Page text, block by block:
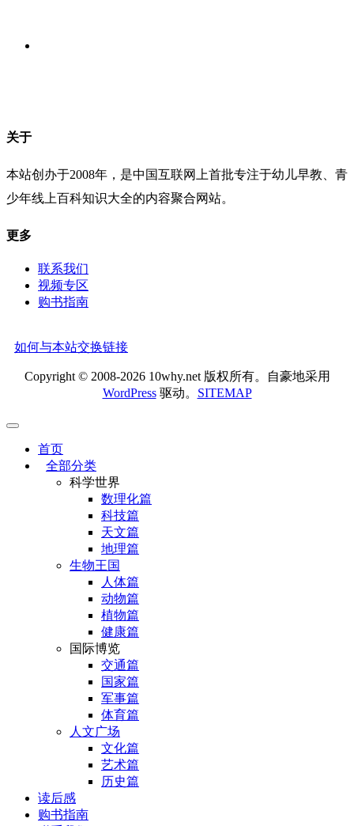
关于
本站创办于2008年，是中国互联网上首批专注于幼儿早教、青
少年线上百科知识大全的内容聚合网站。
更多
联系我们
视频专区
购书指南
如何与本站交换链接
Copyright © 2008-2026 10why.net 版权所有。自豪地采用
WordPress驱动。 SITEMAP
首页
全部分类
科学世界
数理化篇
科技篇
天文篇
地理篇
生物王国
人体篇
动物篇
植物篇
健康篇
国际博览
交通篇
国家篇
军事篇
体育篇
人文广场
文化篇
艺术篇
历史篇
读后感
购书指南